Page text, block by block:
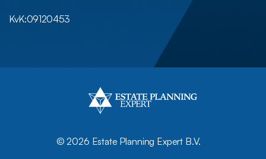
KvK:09120453
©2026 Estate Planning Expert B.V.